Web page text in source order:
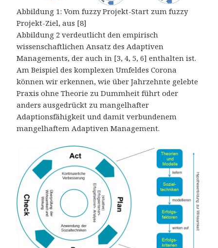
Abbildung 1: Vom fuzzy Projekt-Start zum fuzzy
Projekt-Ziel, aus [8]
Abbildung 2 verdeutlicht den empirisch
wissenschaftlichen Ansatz des Adaptiven
Managements, der auch in [3, 4, 5, 6] enthalten ist.
Am Beispiel des komplexen Umfeldes Corona
können wir erkennen, wie über Jahrzehnte gelebte
Praxis ohne Theorie zu Dummheit führt oder
anders ausgedrückt zu mangelhafter
Adaptionsfähigkeit und damit verbundenem
mangelhaftem Adaptiven Management.